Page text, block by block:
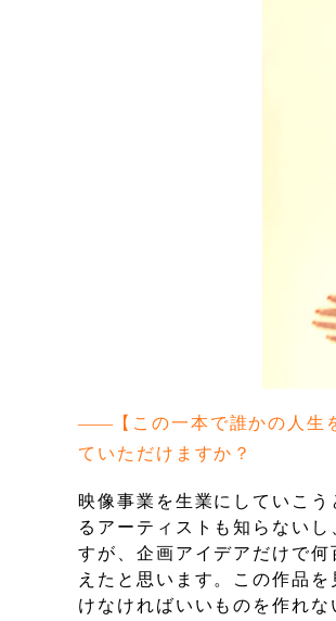
【この一本で誰かの人
ていただけますか？
映像事業を生業にしていこ
るアーティストも知らない
すが、企画アイデアだけで
えたと思います。この作品
けなければいいものを作れ